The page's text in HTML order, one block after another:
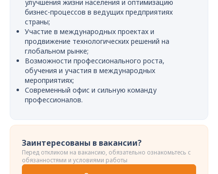
улучшения жизни населения и оптимизацию
бизнес-процессов в ведущих предприятиях
страны;
Участие в международных проектах и
продвижение технологических решений на
глобальном рынке;
Возможности профессионального роста,
обучения и участия в международных
мероприятиях;
Современный офис и сильную команду
профессионалов.
Заинтересованы в вакансии?
Перед откликом на вакансию, обязательно ознакомьтесь с
обязанностями и условиями работы